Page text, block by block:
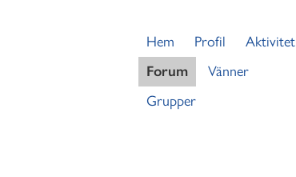
Hem Profil
Aktivitet
Forum
Vänner
Grupper